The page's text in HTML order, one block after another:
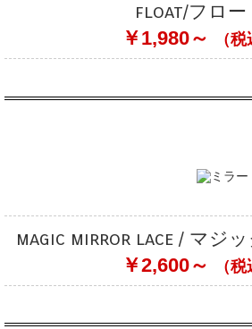
float/フロー
￥1,980～
（税
magic mirror lace / マジッ
￥2,600～
（税